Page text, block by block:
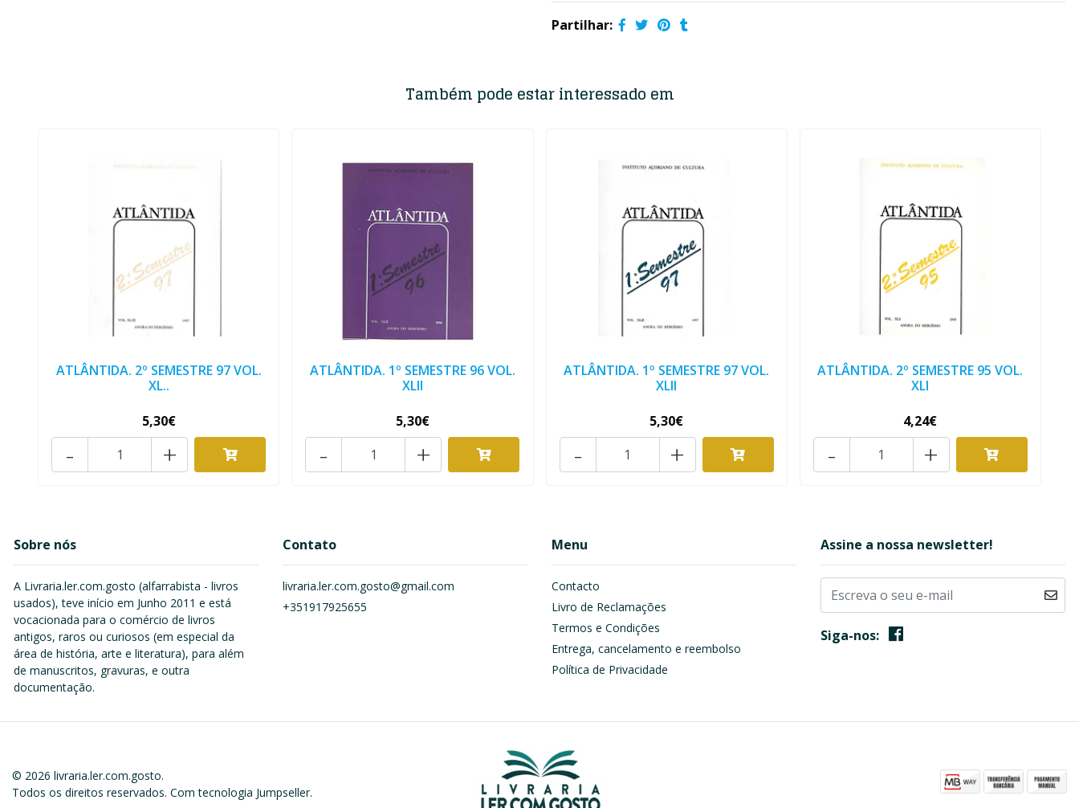
Partilhar:
Também pode estar interessado em
ATLÂNTIDA. 2º SEMESTRE 97 VOL.
XL..
5,30€
+
-
ATLÂNTIDA. 1º SEMESTRE 96 VOL.
XLII
5,30€
+
-
ATLÂNTIDA. 1º SEMESTRE 97 VOL.
XLII
5,30€
+
-
ATLÂNTIDA. 2º SEMESTRE 95 VOL.
XLI
4,24€
+
-
Sobre nós
A Livraria.ler.com.gosto (alfarrabista - livros
usados), teve início em Junho 2011 e está
vocacionada para o comércio de livros
antigos, raros ou curiosos (em especial da
área de história, arte e literatura), para além
de manuscritos, gravuras, e outra
documentação.
Contato
livraria.ler.com.gosto@gmail.com
+351917925655
Menu
Contacto
Livro de Reclamações
Termos e Condições
Entrega, cancelamento e reembolso
Política de Privacidade
Assine a nossa newsletter!
Siga-nos:
© 2026 livraria.ler.com.gosto.
Todos os direitos reservados. Com tecnologia Jumpseller.